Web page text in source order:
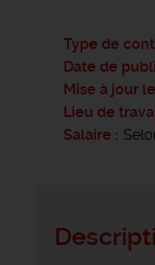
Type de
Date de
Mise à jour le
Lieu de
Salaire